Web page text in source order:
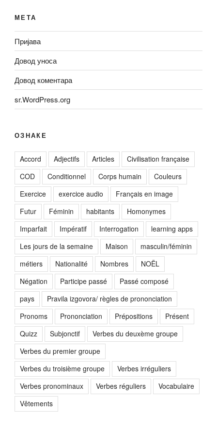
МЕТА
Пријава
Довод уноса
Довод коментара
sr.WordPress.org
ОЗНАКЕ
Accord Adjectifs Articles
Civilisation française
COD
Conditionnel Corps humain
Couleurs
Exercice
exercice audio
Français en image
Futur
Féminin habitants
Homonymes
Imparfait
Impératif Interrogation
learning apps
Les jours de la semaine
Maison
masculin/féminin
métiers
Nationalité Nombres
NOËL
Négation
Participe passé
Passé composé
pays
Pravila izgovora/ règles de prononciation
Pronoms
Prononciation Prépositions
Présent
Quizz
Subjonctif
Verbes du deuxème groupe
Verbes du premier groupe
Verbes du troisième groupe
Verbes irréguliers
Verbes pronominaux
Verbes réguliers
Vocabulaire
Vêtements